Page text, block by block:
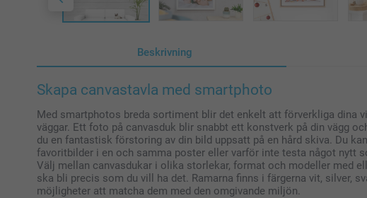
Beskrivning
Skapa canvastavla med smartphoto
Med smartphotos breda sortiment blir det enkelt att förverkliga dina
väggar. Ett foto på canvasduk blir snabbt ett konstverk på din vägg
du en fantastisk förstoring av din bild uppsatt på en hård skiva. Du
favoritbilder i en och samma poster eller varför inte testa något nytt
Välj mellan canvasdukar i olika storlekar, format och modeller med
ska bli precis som du vill ha det. Ramarna finns i färgerna vit, silver,
möjligheter att matcha dem med den omgivande miljön.